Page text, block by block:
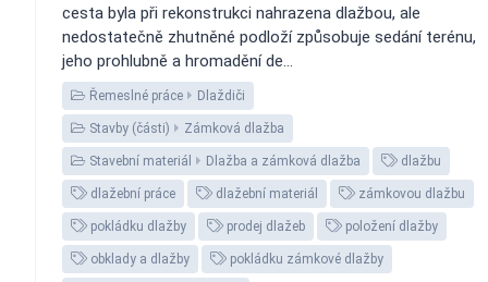
cesta byla při rekonstrukci nahrazena dlažbou, ale
nedostatečně zhutněné podloží způsobuje sedání terénu,
jeho prohlubně a hromadění de...
Řemeslné práce Dlaždiči
Stavby (části) Zámková dlažba
Stavební materiál Dlažba a zámková dlažba dlažbu
dlažební práce dlažební materiál zámkovou dlažbu
pokládku dlažby prodej dlažeb položení dlažby
obklady a dlažby pokládku zámkové dlažby